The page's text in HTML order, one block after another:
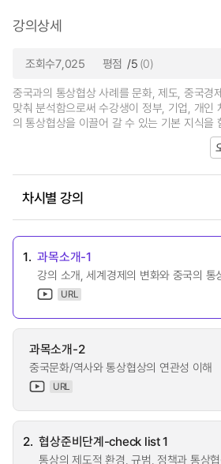
강의상세
조회수7,025 평점 /5 (0)
중국과의 통상협상 사례를 문화, 제도, 중국경
맞춰 분석함으로써 수강생이 정부, 기업, 개인
의 통상협상을 이끌어 갈 수 있는 기본 지식을
차시별 강의
1. 과목소개-1
강의 소개, 세계경제의 변화와 중국의 통
URL
과목소개-2
중국문화/역사와 통상협상의 연관성 이해
URL
2. 협상준비단계-check list 1
통상의 제도적 환경, 규범, 정책과 통상